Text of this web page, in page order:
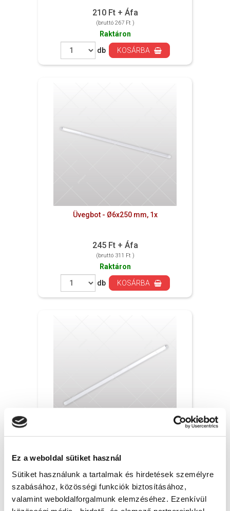
Ez a weboldal sütiket használ
Sütiket használunk a tartalmak és hirdetések személyre
szabásához, közösségi funkciók biztosításához,
valamint weboldalforgalmunk elemzéséhez. Ezenkívül
210 Ft + Áfa
(bruttó 267 Ft )
Raktáron
db
KOSÁRBA
Üvegbot - Ø6x250 mm, 1x
245 Ft + Áfa
(bruttó 311 Ft )
Raktáron
db
KOSÁRBA
435 Ft + Áfa
(bruttó 552 Ft )
Raktáron